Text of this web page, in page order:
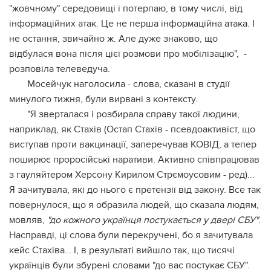
"жовчному" середовищі і потерпаю, в тому числі, від
інформаційних атак. Це не перша інформаційна атака. І
не остання, звичайно ж. Але дуже знаково, що
відбулася вона після цієї розмови про мобілізацію", -
розповіла телеведуча.
Мосейчук наголосила - слова, сказані в студії
минулого тижня, були вирвані з контексту.
"Я зверталася і розбирала справу такої людини,
наприклад, як Стахів (Остап Стахів - псевдоактивіст, що
виступав проти вакцинації, заперечував КОВІД, а тепер
поширює проросійські наративи. Активно співпрацював
з гауляйтером Херсону Кирилом Стрємоусовим - ред)...
Я зачитувала, які до нього є претензії від закону. Все так
повернулося, що я образила людей, що сказала людям,
мовляв, "до кожного українця постукається у двері СБУ".
Насправді, ці слова були перекручені, бо я зачитувала
кейс Стахіва… І, в результаті вийшло так, що тисячі
українців були збурені словами "до вас постукає СБУ".